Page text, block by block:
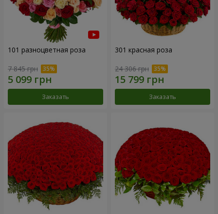
101 разноцветная роза
7 845 грн
Заказать
301 красная роза
24 306 грн
Заказать